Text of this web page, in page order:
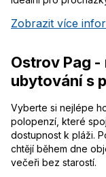
Zobrazit více
Ostrov Pag
ubytování s
Vyberte si nejlépe
polopenzí, které
dostupnost k pláži.
chtějí během dne
večeři bez starostí.